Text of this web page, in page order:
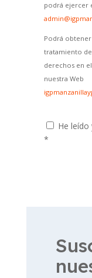
podrá ejercer
Podrá
tratamiento
derechos en
nuestra Web
He leído
*